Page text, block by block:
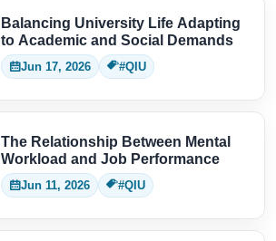
Balancing University Life Adapting
to Academic and Social Demands
Jun 17, 2026 #QIU
The Relationship Between Mental
Workload and Job Performance
Jun 11, 2026 #QIU